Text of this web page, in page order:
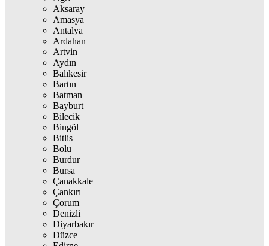
Aksaray
Amasya
Antalya
Ardahan
Artvin
Aydın
Balıkesir
Bartın
Batman
Bayburt
Bilecik
Bingöl
Bitlis
Bolu
Burdur
Bursa
Çanakkale
Çankırı
Çorum
Denizli
Diyarbakır
Düzce